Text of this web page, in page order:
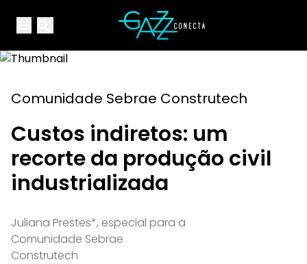
Open main menuYour Company
Comunidade Sebrae Construtech
Custos indiretos: um
recorte da produção civil
industrializada
Juliana Prestes*, especial para a
Comunidade Sebrae
Construtech